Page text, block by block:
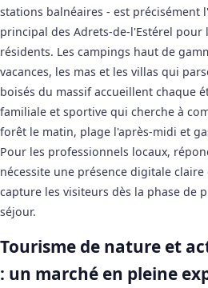
stations balnéaires - est précisément
principal des Adrets-de-l'Estérel pour
résidents. Les campings haut de
vacances, les mas et les villas qui
boisés du massif accueillent chaque
familiale et sportive qui cherche à
forêt le matin, plage l'après-midi et
Pour les professionnels locaux,
nécessite une présence digitale
capture les visiteurs dès la phase de
séjour.
Tourisme de nature et
: un marché en pleine